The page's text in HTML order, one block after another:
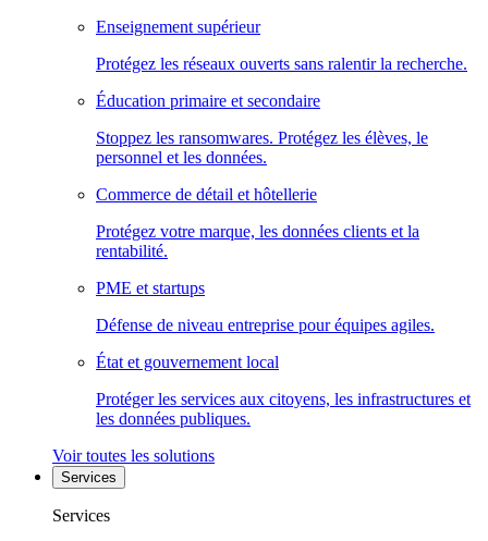
Enseignement supérieur
Protégez les réseaux ouverts sans ralentir la recherche.
Éducation primaire et secondaire
Stoppez les ransomwares. Protégez les élèves, le
personnel et les données.
Commerce de détail et hôtellerie
Protégez votre marque, les données clients et la
rentabilité.
PME et startups
Défense de niveau entreprise pour équipes agiles.
État et gouvernement local
Protéger les services aux citoyens, les infrastructures et
les données publiques.
Voir toutes les solutions
Services
Services